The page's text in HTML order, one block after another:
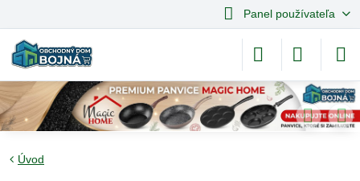
Panel používateľa
Úvod